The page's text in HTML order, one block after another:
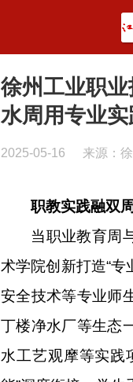
徐州工业职
水周用专业
2025-05-16 来源：
职教实践融双
当职业教育周
术学院创新打造“专
安全技术等专业师
丁楼净水厂等生态
水工艺观摩等实践